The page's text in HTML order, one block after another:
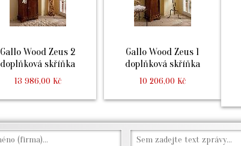
Gallo Wood Zeus 2
doplňková skříňka
13 986,00 Kč
Gallo Wood Zeus 1
doplňková skříňka
10 206,00 Kč